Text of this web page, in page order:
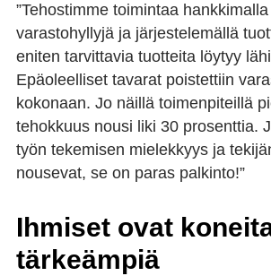
”Tehostimme toimintaa
varastohyllyjä ja järjestelemällä
eniten tarvittavia tuotteita löytyy
Epäoleelliset tavarat poistettiin
kokonaan. Jo näillä toimenpiteillä
tehokkuus nousi liki 30 prosenttia.
työn tekemisen mielekkyys ja
nousevat, se on paras palkinto!”
Ihmiset ovat
tärkeämpiä